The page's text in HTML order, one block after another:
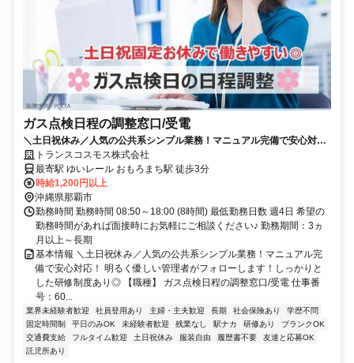
ガス点検日程の調整窓口/受電
＼土日祝休み／人気の公共系シンプル業務！マニュアル完備で安心対
応！トランスコスモス株式会社
最寄駅 ゆいレール おもろまち駅 徒歩3分
時給1,200円以上
沖縄県那覇市
勤務時間 勤務時間 08:50～18:00 (8時間) 最低勤務日数 週4日 希望の
勤務時間があれば面接時にお気軽にご相談ください♪ 勤務期間：3ヵ
月以上～長期
基本情報 ＼土日祝休み／人気の公共系シンプル業務！マニュアル完
備で安心対応！ 明るく優しい管理者がフォローします！しっかりと
した研修制度あり◎ 【職種】 ガス点検日程の調整窓口/受電 仕事番
号：60...
業界未経験者歓迎 社員登用あり 主婦・主夫歓迎 長期 社会保険あり
学歴不問
固定時間制
平日のみOK 未経験者歓迎 残業なし 駅ナカ 研修あり
ブランクOK
交通費支給
フルタイム歓迎 土日祝休み 服装自由 履歴書不要
友達と応募OK
託児所あり